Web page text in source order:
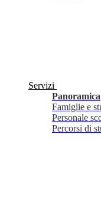
Servizi
Panoramica
Famiglie e
Personale
Percorsi di